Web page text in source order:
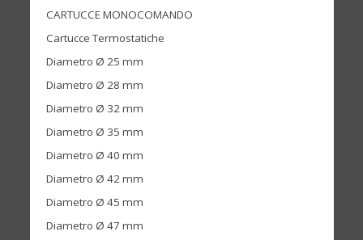
CARTUCCE MONOCOMANDO
Cartucce Termostatiche
Diametro Ø 25 mm
Diametro Ø 28 mm
Diametro Ø 32 mm
Diametro Ø 35 mm
Diametro Ø 40 mm
Diametro Ø 42 mm
Diametro Ø 45 mm
Diametro Ø 47 mm